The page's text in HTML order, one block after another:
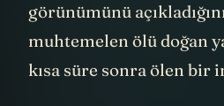
görünümünü
muhtemelen ölü doğan
kısa süre sonra ölen bir